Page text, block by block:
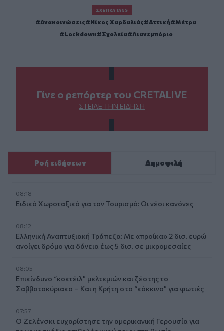
ΣΧΕΤΙΚΆ TAGS
Ανακοινώσεις Νίκος Χαρδαλιάς Αττική
Μέτρα
Lockdown
Σχολεία Λιανεμπόριο
Γίνε ο ρεπόρτερ του CRETALIVE
ΣΤΕΊΛΕ ΤΗΝ ΕΊΔΗΣΗ
Ροή ειδήσεων Δημοφιλή
08:18
Ειδικό Χωροταξικό για τον Τουρισμό: Οι νέοι κανόνες
08:12
Ελληνική Αναπτυξιακή Τράπεζα: Με «προίκα» 2 δισ. ευρώ
ανοίγει δρόμο για δάνεια έως 5 δισ. σε μικρομεσαίες
08:05
Επικίνδυνο “κοκτέιλ” μελτεμιών και ζέστης το
Σαββατοκύριακο – Και η Κρήτη στο “κόκκινο” για φωτιές
07:57
Ο Ζελένσκι ευχαρίστησε την αμερικανική Γερουσία για